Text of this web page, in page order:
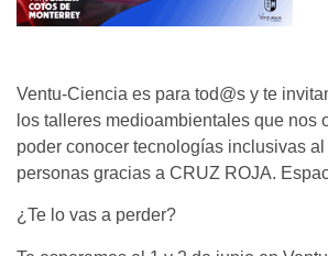
Ventu-Ciencia es para tod@s y te
los talleres medioambientales que nos
poder conocer tecnologías inclusivas
personas gracias a CRUZ ROJA.
¿Te lo vas a perder?